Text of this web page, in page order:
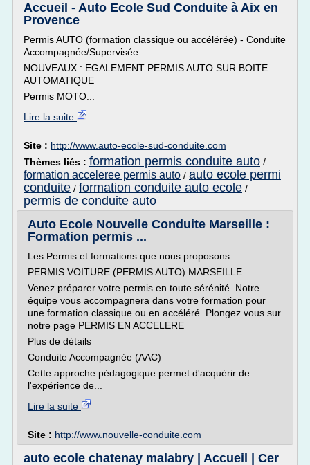
Accueil - Auto Ecole Sud Conduite à Aix en
Provence
Permis AUTO (formation classique ou accélérée) - Conduite
Accompagnée/Supervisée
NOUVEAUX : EGALEMENT PERMIS AUTO SUR BOITE
AUTOMATIQUE
Permis MOTO...
Lire la suite
Site : http://www.auto-ecole-sud-conduite.com
Thèmes liés : formation permis conduite auto /
formation acceleree permis auto / auto ecole permi
conduite / formation conduite auto ecole /
permis de conduite auto
Auto Ecole Nouvelle Conduite Marseille :
Formation permis ...
Les Permis et formations que nous proposons :
PERMIS VOITURE (PERMIS AUTO) MARSEILLE
Venez préparer votre permis en toute sérénité. Notre
équipe vous accompagnera dans votre formation pour
une formation classique ou en accéléré. Plongez vous sur
notre page PERMIS EN ACCELERE
Plus de détails
Conduite Accompagnée (AAC)
Cette approche pédagogique permet d'acquérir de
l'expérience de...
Lire la suite
Site : http://www.nouvelle-conduite.com
auto ecole chatenay malabry | Accueil | Cer